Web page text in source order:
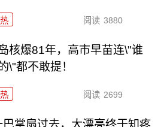
阅读 3880
核爆81年，高市早苗连\"谁
\"都不敢提！
阅读 2699
掌扇过去，大漂亮终于知疼